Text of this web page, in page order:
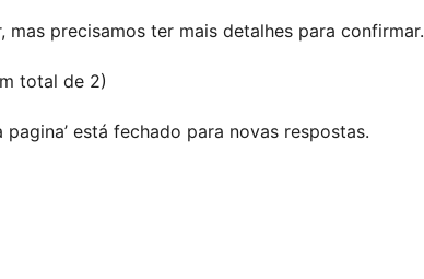
mas precisamos ter mais detalhes para confirmar.
total de 2)
está fechado para novas respostas.